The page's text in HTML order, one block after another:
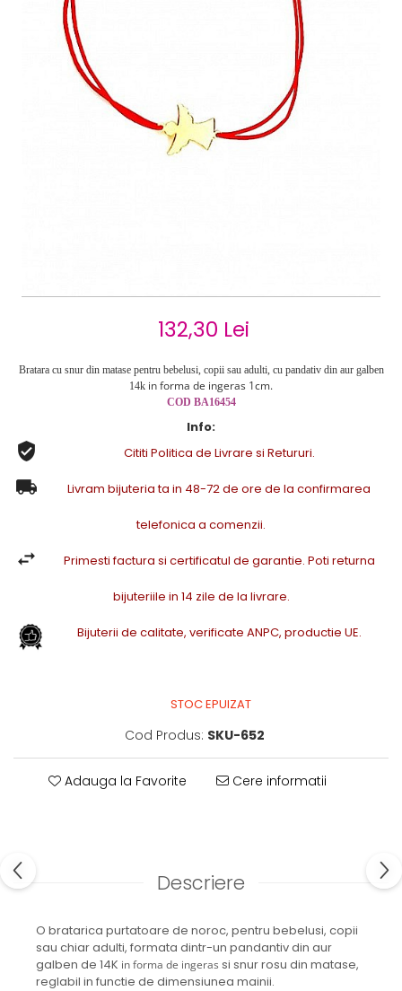
Cercei de aur lungi cu lant
Cercei din aur tortite
Cercei din aur alb
Cercei aur cu surub
132,30 Lei
Bratara cu snur din matase pentru bebelusi, copii sau adulti, cu pandativ din aur galben
14k in forma de ingeras 1cm.
COD BA16454
Info:
Cititi Politica de Livrare si Retururi.
Livram bijuteria ta in 48-72 de ore de la confirmarea
telefonica a comenzii.
Primesti factura si certificatul de garantie. Poti returna
bijuteriile in 14 zile de la livrare.
Bijuterii de calitate, verificate ANPC, productie UE.
STOC EPUIZAT
Cod Produs: SKU-652
Adauga la Favorite Cere informatii
Descriere
O bratarica purtatoare de noroc, pentru bebelusi, copii
sau chiar adulti, formata dintr-un pandantiv din aur
galben de 14K in forma de ingeras si snur rosu din matase,
reglabil in functie de dimensiunea mainii.